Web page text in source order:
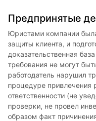
Предпринятые
Юристами компании
защиты клиента, и
доказательственная
требования не могут
работодатель нарушил
процедуре привлечения
ответственности (не
проверки, не провел
образом факт